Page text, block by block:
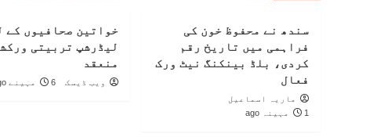
سندھ نے محفوظ خون کی
فراہمی میں تاریخ رقم
کردی، بلڈ بینکنگ نیٹ ورک
فعال
ماریہ اسماعیل
1 مہینہ ago
خواتین صحافیوں کے
لیڈرشپ تربیتی
منعقد
ویب ڈیسک 6 مہینے ago